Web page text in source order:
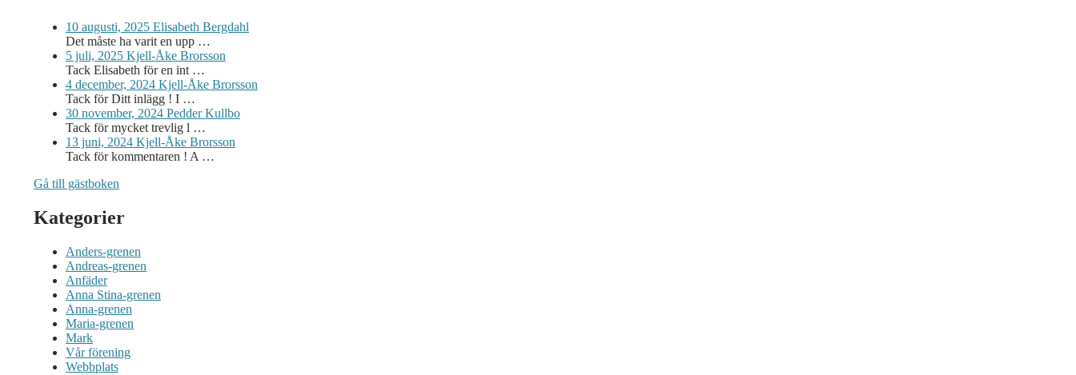
10 augusti, 2025 Elisabeth Bergdahl
Det måste ha varit en upp …
5 juli, 2025 Kjell-Åke Brorsson
Tack Elisabeth för en int …
4 december, 2024 Kjell-Åke Brorsson
Tack för Ditt inlägg ! I …
30 november, 2024 Pedder Kullbo
Tack för mycket trevlig l …
13 juni, 2024 Kjell-Åke Brorsson
Tack för kommentaren ! A …
Gå till gästboken
Kategorier
Anders-grenen
Andreas-grenen
Anfäder
Anna Stina-grenen
Anna-grenen
Maria-grenen
Mark
Vår förening
Webbplats